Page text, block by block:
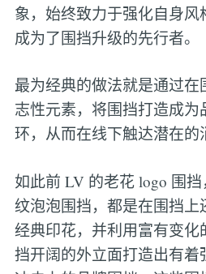
象，始终致力于强化自身
成为了围挡升级的先行者。
最为经典的做法就是通过
志性元素，将围挡打造成
环，从而在线下触达潜在的
如此前 LV 的老花 logo 围
纹泡泡围挡，都是在围挡上
经典印花，并利用富有变化
挡开阔的外立面打造出有着